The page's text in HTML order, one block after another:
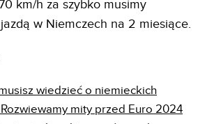
km/h za szybko musimy
w Niemczech na 2 miesiące.
wiedzieć o niemieckich
mity przed Euro 2024